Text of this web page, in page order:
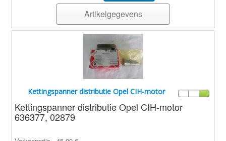
Artikelgegevens
Kettingspanner distributie Opel CIH-motor
Kettingspanner distributie Opel CIH-motor
636377, 02879